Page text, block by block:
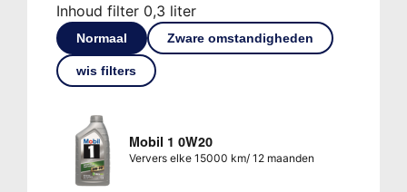
Inhoud filter 0,3 liter
Normaal Zware omstandigheden
wis filters
Mobil 1 0W20
Ververs elke 15000 km/ 12 maanden